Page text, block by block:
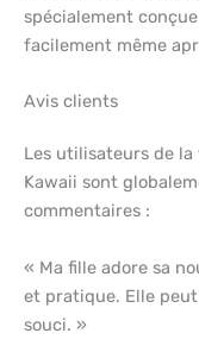
spécialement
facilement même
Avis clients
Les utilisateurs de la
Kawaii sont
commentaires :
« Ma fille adore sa
et pratique. Elle
souci. »